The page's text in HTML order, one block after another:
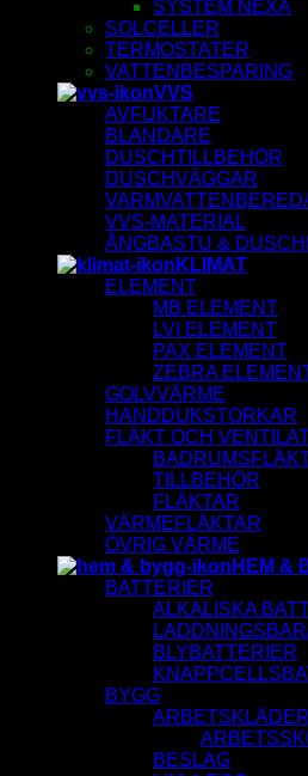
SYSTEM NEXA
SOLCELLER
TERMOSTATER
VATTENBESPARING
VVS
AVFUKTARE
BLANDARE
DUSCHTILLBEHÖR
DUSCHVÄGGAR
VVS-MATERIAL
ÅNGBASTU &
KLIMAT
ELEMENT
MB ELEMENT
LVI ELEMENT
PAX ELEMENT
ZEBRA
GOLVVÄRME
HANDDUKSTORKAR
FLÄKT OCH
TILLBEHÖR
FLÄKTAR
VÄRMEFLÄKTAR
ÖVRIG VÄRME
HEM &
BATTERIER
ALKALISKA
BLYBATTERIER
BYGG
ARBETSKLÄDER
BESLAG